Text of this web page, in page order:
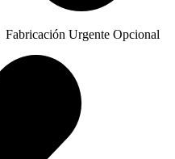
Fabricación Urgente Opcional